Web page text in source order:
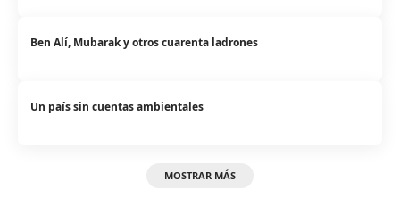
Ben Alí, Mubarak y otros cuarenta ladrones
Un país sin cuentas ambientales
MOSTRAR MÁS